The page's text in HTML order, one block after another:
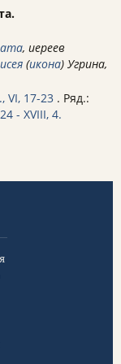
, иереев
(икона) Угрина,
VI, 17-23 . Ряд.:
- XVIII, 4.